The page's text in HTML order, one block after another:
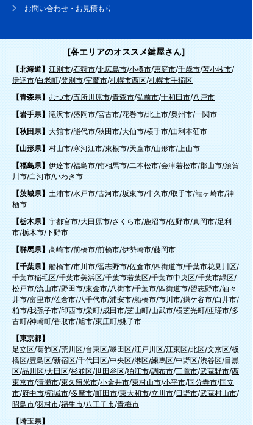
お問い合わせ・お見積もり
[各エリアのオススメ鍵屋さん]
【北海道】 江別市/石狩市/北広島市/小樽市/恵庭市/千歳市/苫小牧市/
伊達市/白老町/登別市/室蘭市/札幌市西区/札幌市手稲区
【青森県】 むつ市/五所川原市/青森市/弘前市/十和田市/八戸市
【岩手県】 滝沢市/盛岡市/宮古市/花巻市/北上市/奥州市/一関市
【秋田県】 大館市/能代市/秋田市/大仙市/横手市/由利本荘市
【山形県】 村山市/寒河江市/東根市/天童市/山形市/上山市
【福島県】 伊達市/福島市/南相馬市/二本松市/会津若松市/郡山市/須賀
川市/白河市/いわき市
【茨城県】 土浦市/水戸市/古河市/坂東市/牛久市/取手市/龍ヶ崎市/神
栖市
【栃木県】 宇都宮市/大田原市/さくら市/鹿沼市/佐野市/真岡市/足利
市/栃木市/下野市
【群馬県】 高崎市/前橋市/前橋市/伊勢崎市/藤岡市
【千葉県】 船橋市/市川市/習志野市/佐倉市/四街道市/千葉市花見川区/
千葉市稲毛区/千葉市美浜区/千葉市若葉区/千葉市中央区/千葉市緑区/
松戸市/流山市/野田市/東金市/八街市/千葉市/四街道市/習志野市/酒々
井市/富里市/佐倉市/八千代市/浦安市/船橋市/市川市/鎌ケ谷市/白井市/
柏市/我孫子市/印西市/栄町/成田市/芝山町/山武市/横芝光町/匝瑳市/多
古町/神崎町/香取市/旭市/東庄町/銚子市
【東京都】
足立区/葛飾区/荒川区/台東区/墨田区/江戸川区/江東区/北区/文京区/板
橋区/豊島区/新宿区/千代田区/中央区/港区/練馬区/中野区/渋谷区/目黒
区/品川区/大田区/杉並区/世田谷区/狛江市/調布市/三鷹市/武蔵野市/西
東京市/清瀬市/東久留米市/小金井市/東村山市/小平市/国分寺市/国立
市/府中市/稲城市/多摩市/町田市/東大和市/立川市/日野市/武蔵村山市/
昭島市/羽村市/福生市/八王子市/青梅市
【埼玉県】